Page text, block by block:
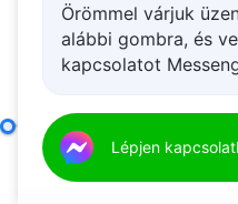
Örömmel várjuk
alábbi gombra, és
kapcsolatot
Lépjen